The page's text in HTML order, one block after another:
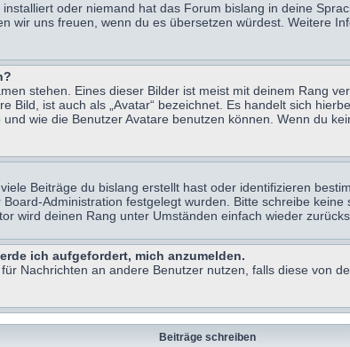
oder niemand hat das Forum bislang in deine
wir uns freuen, wenn du es übersetzen würdest. Weitere
stehen. Eines dieser Bilder ist meist mit deinem Rang
ist auch als „Avatar“ bezeichnet. Es handelt sich
wie die Benutzer Avatare benutzen können. Wenn du
Beiträge du bislang erstellt hast oder identifizieren
Administration festgelegt wurden. Bitte schreibe
wird deinen Rang unter Umständen einfach wieder
ich aufgefordert, mich anzumelden.
Nachrichten an andere Benutzer nutzen, falls diese von
Beiträge schreiben